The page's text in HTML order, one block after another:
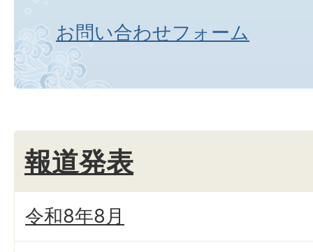
お問い合わせフォーム
報道発表
令和8年8月